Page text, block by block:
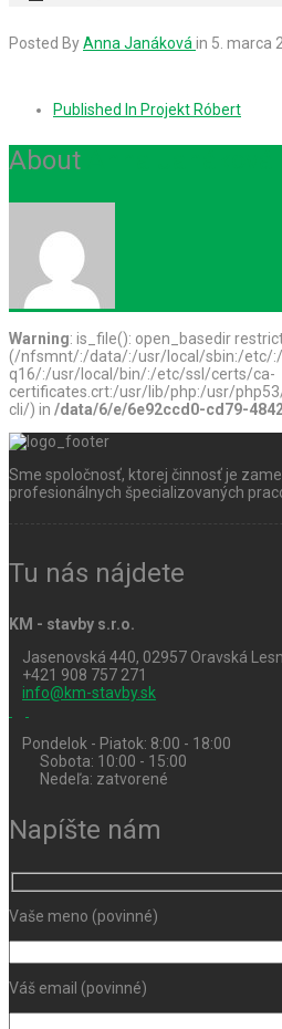
Posted ByAnna Janáková in 5. marca
Published In Projekt Róbert
About
Warning: is_file(): open_basedir
(/nfsmnt/:/data/:/usr/local/sbin:/etc/
q16/:/usr/local/bin/:/etc/ssl/certs/ca-
certificates.crt:/usr/lib/php:/usr/
cli/) in /data/6/e/6e92ccd0-cd79-
Sme spoločnosť, ktorej činnosť je
profesionálnych špecializovaných
Tu nás nájdete
KM - stavby s.r.o.
Jasenovská 440, 02957 Oravská
+421 908 757 271
info@km-stavby.sk
Pondelok - Piatok: 8:00 - 18:00
Sobota: 10:00 - 15:00
Nedeľa: zatvorené
Napíšte nám
Vaše meno (povinné)
Váš email (povinné)